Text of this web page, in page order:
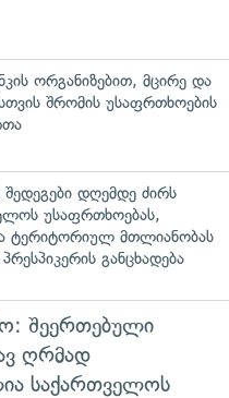
ორგანიზებით, მცირე და
შრომის უსაფრთხოების
დღემდე ძირს
უსაფრთხოებას,
ტერიტორიულ მთლიანობას
განცხადება
შეერთებული
ღრმად
საქართველოს